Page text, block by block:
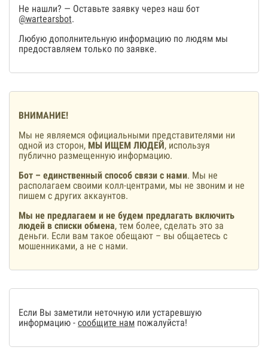
Не нашли? — Оставьте заявку через наш бот
@wartearsbot.
Любую дополнительную информацию по людям мы
предоставляем только по заявке.
ВНИМАНИЕ!
Мы не являемся официальными представителями ни
одной из сторон, МЫ ИЩЕМ ЛЮДЕЙ, используя
публично размещенную информацию.
Бот – единственный способ связи с нами. Мы не
располагаем своими колл-центрами, мы не звоним и не
пишем с других аккаунтов.
Мы не предлагаем и не будем предлагать включить
людей в списки обмена, тем более, сделать это за
деньги. Если вам такое обещают – вы общаетесь с
мошенниками, а не с нами.
Если Вы заметили неточную или устаревшую
информацию - сообщите нам пожалуйста!